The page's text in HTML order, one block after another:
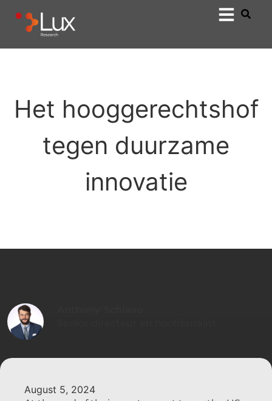
Het hooggerechtshof
tegen duurzame
innovatie
August 5, 2024